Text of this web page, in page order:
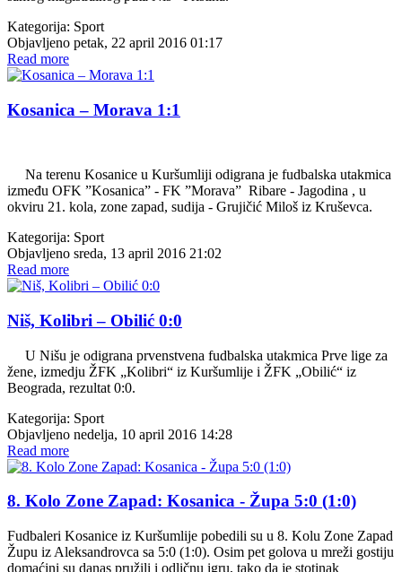
Kategorija: Sport
Objavljeno petak, 22 april 2016 01:17
Read more
Kosanica – Morava 1:1
Na terenu Kosanice u Kuršumliji odigrana je fudbalska utakmica
između OFK ”Kosanica” - FK ”Morava” Ribare - Jagodina , u
okviru 21. kola, zone zapad, sudija - Grujičić Miloš iz Kruševca.
Kategorija: Sport
Objavljeno sreda, 13 april 2016 21:02
Read more
Niš, Kolibri – Obilić 0:0
U Nišu je odigrana prvenstvena fudbalska utakmica Prve lige za
žene, izmedju ŽFK „Kolibri“ iz Kuršumlije i ŽFK „Obilić“ iz
Beograda, rezultat 0:0.
Kategorija: Sport
Objavljeno nedelja, 10 april 2016 14:28
Read more
8. Kolo Zone Zapad: Kosanica - Župa 5:0 (1:0)
Fudbaleri Kosanice iz Kuršumlije pobedili su u 8. Kolu Zone Zapad
Župu iz Aleksandrovca sa 5:0 (1:0). Osim pet golova u mreži gostiju
domaćini su danas pružili i odličnu igru, tako da je stotinak